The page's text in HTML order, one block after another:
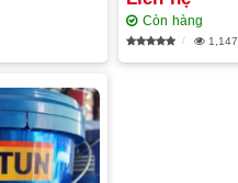
Còn hàng
1,147